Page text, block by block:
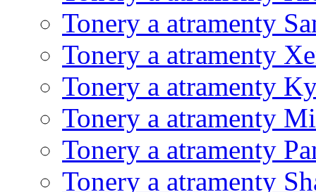
Tonery a atramenty
Tonery a atramenty
Tonery a atramenty
Tonery a atramenty
Tonery a atramenty
Tonery a atramenty